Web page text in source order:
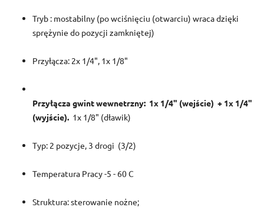
Tryb : mostabilny (po wciśnięciu (otwarciu) wraca dzięki
sprężynie do pozycji zamkniętej)
Przyłącza: 2x 1/4", 1x 1/8"
Przyłącza gwint wewnetrzny: 1x 1/4" (wejście) + 1x 1/4"
(wyjście). 1x 1/8" (dławik)
Typ: 2 pozycje, 3 drogi (3/2)
Temperatura Pracy -5 - 60 C
Struktura: sterowanie nożne;